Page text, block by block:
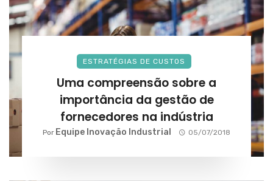
ESTRATÉGIAS DE CUSTOS
Uma compreensão sobre a
importância da gestão de
fornecedores na indústria
Por Equipe Inovação Industrial 05/07/2018